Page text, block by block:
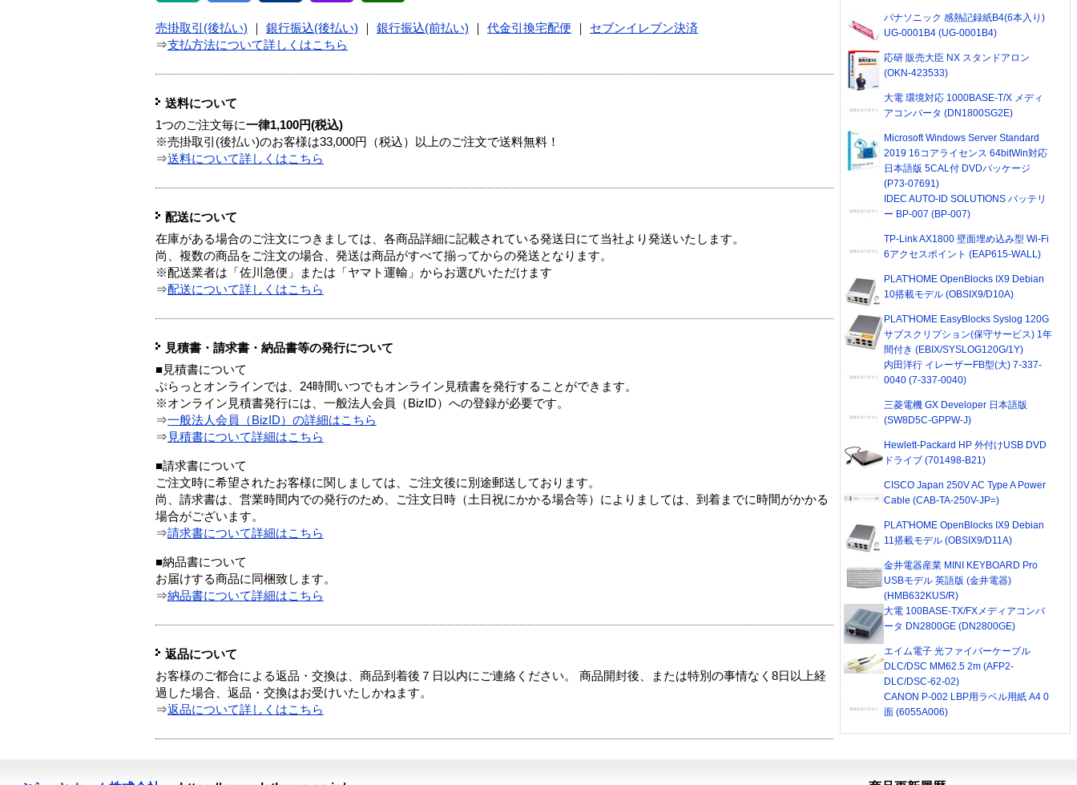
売掛取引(後払い) 銀行振込(後払い) 銀行振込(前払い) 代金引換宅配便
セブンイレブン決済
⇒支払方法について詳しくはこちら
送料について
1つのご注文毎に一律1,100円(税込)
※売掛取引(後払い)のお客様は33,000円（税込）以上のご注文で送料無料！
⇒送料について詳しくはこちら
配送について
在庫がある場合のご注文につきましては、各商品詳細に記載されている発送日にて当社より発送いたします。
尚、複数の商品をご注文の場合、発送は商品がすべて揃ってからの発送となります。
※配送業者は「佐川急便」または「ヤマト運輸」からお選びいただけます
⇒配送について詳しくはこちら
見積書・請求書・納品書等の発行について
■見積書について
ぷらっとオンラインでは、24時間いつでもオンライン見積書を発行することができます。
※オンライン見積書発行には、一般法人会員（BizID）への登録が必要です。
⇒一般法人会員（BizID）の詳細はこちら
⇒ 見積書について詳細はこちら
■請求書について
ご注文時に希望されたお客様に関しましては、ご注文後に別途郵送しております。
尚、請求書は、営業時間内での発行のため、ご注文日時（土日祝にかかる場合等）によりましては、到着までに時間がかかる
場合がございます。
⇒請求書について詳細はこちら
■納品書について
お届けする商品に同梱致します。
⇒納品書について詳細はこちら
返品について
お客様のご都合による返品・交換は、商品到着後７日以内にご連絡ください。 商品開封後、または特別の事情なく8日以上経
過した場合、返品・交換はお受けいたしかねます。
⇒返品について詳しくはこちら
パナソニック 感熱記録紙B4(6本入り)
UG-0001B4 (UG-0001B4)
応研 販売大臣 NX スタンドアロン
(OKN-423533)
大電 環境対応 1000BASE-T/X メディ
アコンバータ (DN1800SG2E)
Microsoft Windows Server Standard
2019 16コアライセンス 64bitWin対応
日本語版 5CAL付 DVDパッケージ
(P73-07691)
IDEC AUTO-ID SOLUTIONS バッテリ
ー BP-007 (BP-007)
TP-Link AX1800 壁面埋め込み型 Wi-Fi
6アクセスポイント (EAP615-WALL)
PLAT'HOME OpenBlocks IX9 Debian
10搭載モデル (OBSIX9/D10A)
PLAT'HOME EasyBlocks Syslog 120G
サブスクリプション(保守サービス) 1年
間付き (EBIX/SYSLOG120G/1Y)
内田洋行 イレーザーFB型(大) 7-337-
0040 (7-337-0040)
三菱電機 GX Developer 日本語版
(SW8D5C-GPPW-J)
Hewlett-Packard HP 外付けUSB DVD
ドライブ (701498-B21)
CISCO Japan 250V AC Type A Power
Cable (CAB-TA-250V-JP=)
PLAT'HOME OpenBlocks IX9 Debian
11搭載モデル (OBSIX9/D11A)
金井電器産業 MINI KEYBOARD Pro
USBモデル 英語版 (金井電器)
(HMB632KUS/R)
大電 100BASE-TX/FXメディアコンバ
ータ DN2800GE (DN2800GE)
エイム電子 光ファイバーケーブル
DLC/DSC MM62.5 2m (AFP2-
DLC/DSC-62-02)
CANON P-002 LBP用ラベル用紙 A4 0
面 (6055A006)